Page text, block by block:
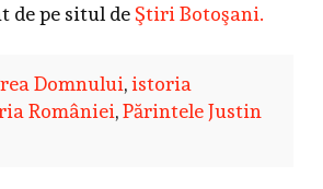
de pe situl deŞtiri Botoşani.
Domnului,istoria
României,Părintele Justin